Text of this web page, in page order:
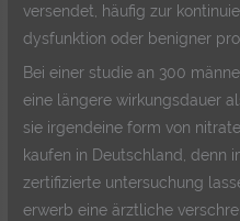
versendet, häufig zur
dysfunktion oder benigner
Bei einer studie an 300
eine längere wirkungsdauer
sie irgendeine form von
kaufen in Deutschland, denn
zertifizierte untersuchung
erwerb eine ärztliche